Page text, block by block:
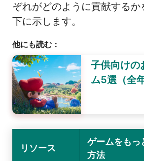
ぞれがどのように貢献するか
下に示します。
他にも読む：
子供向けの
ム5選（全
リソース
ゲームをもっ
方法